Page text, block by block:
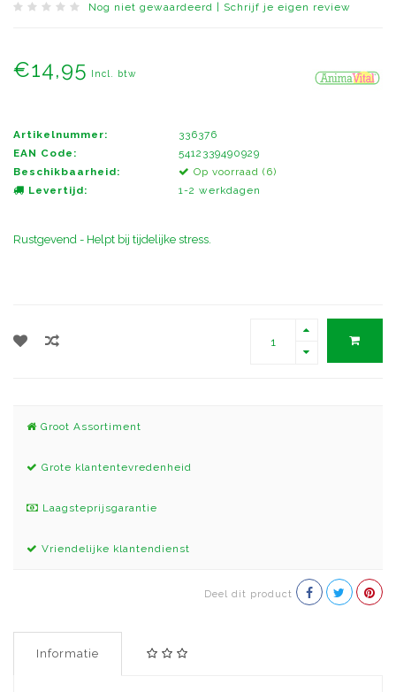
Nog niet gewaardeerd Schrijf je eigen review
€14,95 Incl. btw
Artikelnummer:
336376
EAN Code:
5412339490929
Beschikbaarheid:
Op voorraad (6)
Levertijd:
1-2 werkdagen
Rustgevend - Helpt bij tijdelijke stress.
Groot Assortiment
Grote klantentevredenheid
Laagsteprijsgarantie
Vriendelijke klantendienst
Deel dit product
Informatie